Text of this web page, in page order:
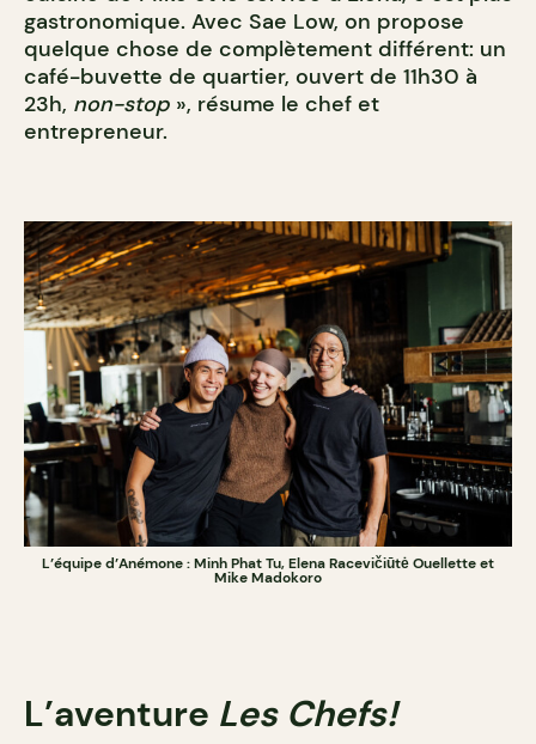
gastronomique. Avec Sae Low, on propose
quelque chose de complètement différent: un
café-buvette de quartier, ouvert de 11h30 à
23h, non-stop », résume le chef et
entrepreneur.
L’équipe d’Anémone : Minh Phat Tu, Elena Racevičiūtė Ouellette et
Mike Madokoro
L’aventure Les Chefs!